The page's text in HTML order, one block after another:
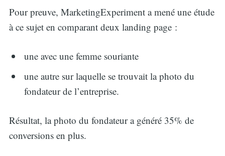
Pour preuve, MarketingExperiment a mené une étude
à ce sujet en comparant deux landing page :
une avec une femme souriante
une autre sur laquelle se trouvait la photo du
fondateur de l’entreprise.
Résultat, la photo du fondateur a généré 35% de
conversions en plus.